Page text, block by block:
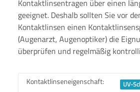
Kontaktlinsentragen über einen
geeignet. Deshalb sollten Sie vor
Kontaktlinsen einen
(Augenarzt, Augenoptiker) die
überprüfen und regelmäßig
Kontaktlinseneigenschaft:
UV-